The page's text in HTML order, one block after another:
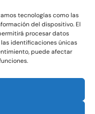
tecnologías como las
del dispositivo. El
procesar datos
identificaciones únicas
puede afectar